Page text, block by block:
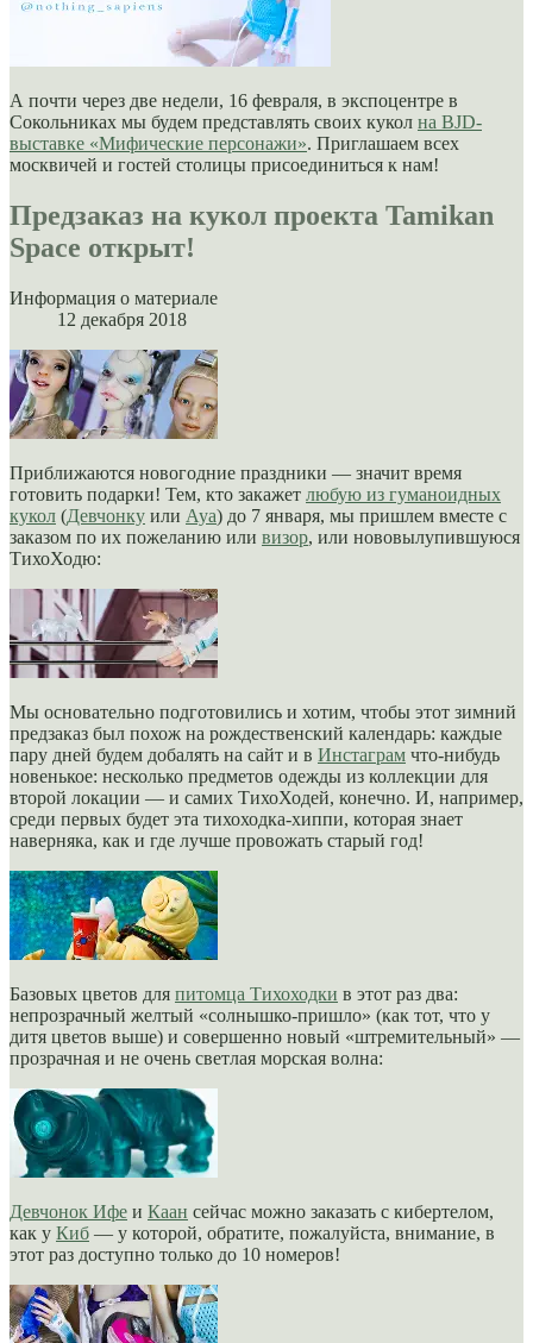
А почти через две недели, 16 февраля, в экспоцентре в
Сокольниках мы будем представлять своих кукол на BJD-
выставке «Мифические персонажи». Приглашаем всех
москвичей и гостей столицы присоединиться к нам!
Предзаказ на кукол проекта Tamikan
Space открыт!
Информация о материале
12 декабря 2018
Приближаются новогодние праздники — значит время
готовить подарки! Тем, кто закажет любую из гуманоидных
кукол (Девчонку или Ауа) до 7 января, мы пришлем вместе с
заказом по их пожеланию или визор, или нововылупившуюся
ТихоХодю:
Мы основательно подготовились и хотим, чтобы этот зимний
предзаказ был похож на рождественский календарь: каждые
пару дней будем добалять на сайт и в Инстаграм что-нибудь
новенькое: несколько предметов одежды из коллекции для
второй локации — и самих ТихоХодей, конечно. И, например,
среди первых будет эта тихоходка-хиппи, которая знает
наверняка, как и где лучше провожать старый год!
Базовых цветов для питомца Тихоходки в этот раз два:
непрозрачный желтый «солнышко-пришло» (как тот, что у
дитя цветов выше) и совершенно новый «штремительный» —
прозрачная и не очень светлая морская волна:
Девчонок Ифе и Каан сейчас можно заказать с кибертелом,
как у Киб — у которой, обратите, пожалуйста, внимание, в
этот раз доступно только до 10 номеров!